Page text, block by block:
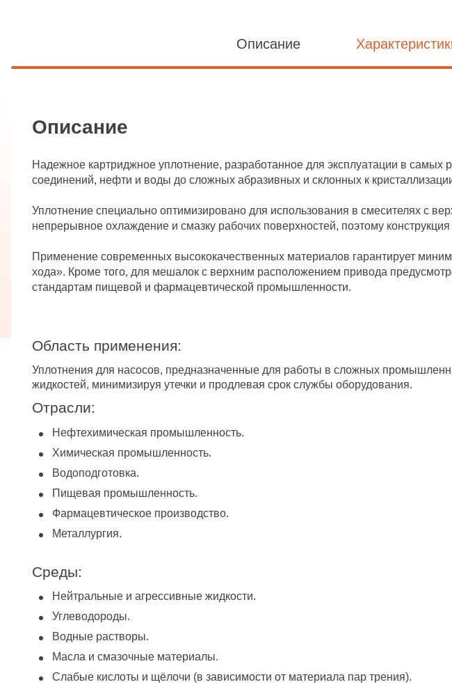
Описание
Описание
Надежное картриджное уплотнение, разработанное для эксплуатации в
соединений, нефти и воды до сложных абразивных и склонных к
Уплотнение специально оптимизировано для использования в смесителях с
непрерывное охлаждение и смазку рабочих поверхностей, поэтому
Применение современных высококачественных материалов гарантирует
хода». Кроме того, для мешалок с верхним расположением привода
стандартам пищевой и фармацевтической промышленности.
Область применения:
Уплотнения для насосов, предназначенные для работы в сложных
жидкостей, минимизируя утечки и продлевая срок службы оборудования.
Отрасли:
Нефтехимическая промышленность.
Химическая промышленность.
Водоподготовка.
Пищевая промышленность.
Фармацевтическое производство.
Металлургия.
Среды:
Нейтральные и агрессивные жидкости.
Углеводороды.
Водные растворы.
Масла и смазочные материалы.
Слабые кислоты и щёлочи (в зависимости от материала пар трения).